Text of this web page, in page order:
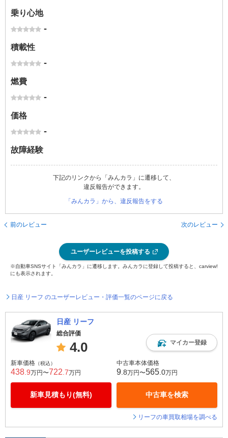
乗り心地
-
積載性
-
燃費
-
価格
-
故障経験
下記のリンクから「みんカラ」に遷移して、
違反報告ができます。
「みんカラ」から、違反報告をする
前のレビュー 次のレビュー
ユーザーレビューを投稿する
※自動車SNSサイト「みんカラ」に遷移します。みんカラに登録して投稿すると、carview!
にも表示されます。
日産 リーフ のユーザーレビュー・評価一覧のページに戻る
日産 リーフ
総合評価
4.0 マイカー登録
新車価格 （税込）
438 .9万円〜722 .7万円
新車見積もり(無料)
中古車本体価格
9 .8万円〜565 .0万円
中古車を検索
リーフの車買取相場を調べる